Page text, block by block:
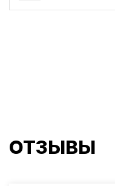
ОТЗЫВЫ